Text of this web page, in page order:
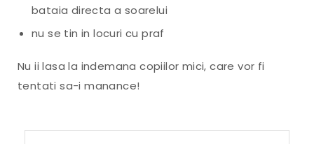
bataia directa a soarelui
nu se tin in locuri cu praf
Nu ii lasa la indemana copiilor mici, care vor fi
tentati sa-i manance!